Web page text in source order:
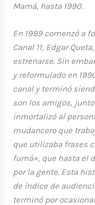
Mamá, hasta 1990.
En 1989 comenzó a
Canal 11, Edgar
estrenarse. Sin
y reformulado en
canal y terminó
son los amigos, junto
inmortalizó al
mudancero que
que utilizaba frases
fumá», que hasta el
por la gente. Esta
de índice de
terminó por